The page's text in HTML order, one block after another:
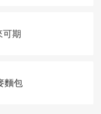
可期
麵包